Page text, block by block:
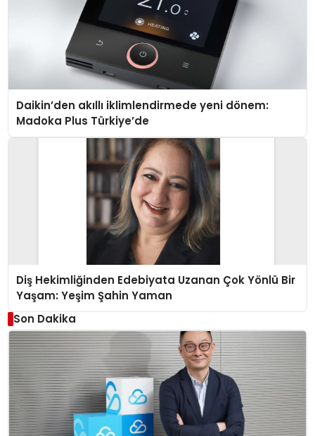
Daikin’den akıllı iklimlendirmede yeni dönem:
Madoka Plus Türkiye’de
Diş Hekimliğinden Edebiyata Uzanan Çok Yönlü Bir
Yaşam: Yeşim Şahin Yaman
Son Dakika